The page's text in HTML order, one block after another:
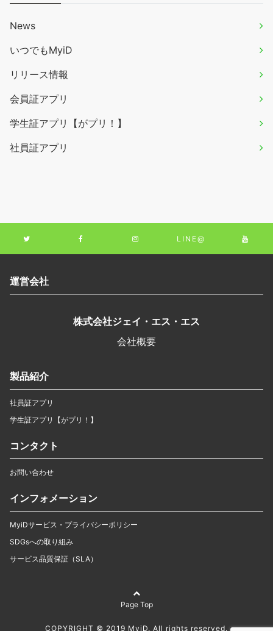
News
いつでもMyiD
リリース情報
会員証アプリ
学生証アプリ【がプリ！】
社員証アプリ
LINE@
運営会社
株式会社ジェイ・エス・エス
会社概要
製品紹介
社員証アプリ
学生証アプリ【がプリ！】
コンタクト
お問い合わせ
インフォメーション
MyiDサービス・プライバシーポリシー
SDGsへの取り組み
サービス品質保証（SLA）
Page Top
COPYRIGHT © 2019 MyiD. All rights reserved.